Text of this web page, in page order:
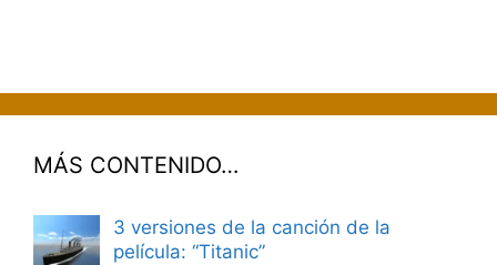
MÁS CONTENIDO…
3 versiones de la canción de la
película: “Titanic”